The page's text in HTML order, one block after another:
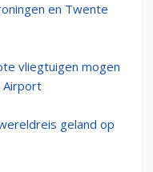
en Twente
vliegtuigen mogen
Airport
geland op